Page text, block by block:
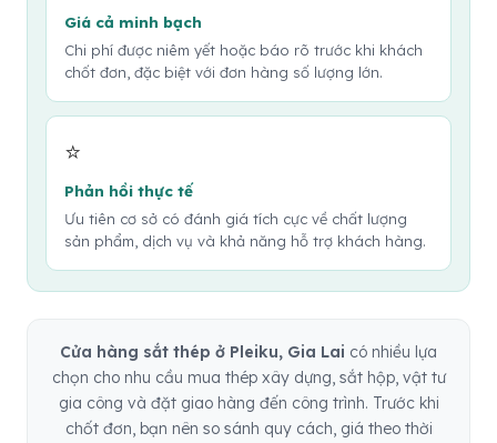
Giá cả minh bạch
Chi phí được niêm yết hoặc báo rõ trước khi khách
chốt đơn, đặc biệt với đơn hàng số lượng lớn.
⭐
Phản hồi thực tế
Ưu tiên cơ sở có đánh giá tích cực về chất lượng
sản phẩm, dịch vụ và khả năng hỗ trợ khách hàng.
Cửa hàng sắt thép ở Pleiku, Gia Lai có nhiều lựa
chọn cho nhu cầu mua thép xây dựng, sắt hộp, vật tư
gia công và đặt giao hàng đến công trình. Trước khi
chốt đơn, bạn nên so sánh quy cách, giá theo thời